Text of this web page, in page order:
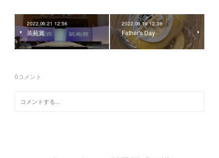
2022.06.21 12:56
装苑賞
2022.06.19 12:36
Father's Day
0コメント